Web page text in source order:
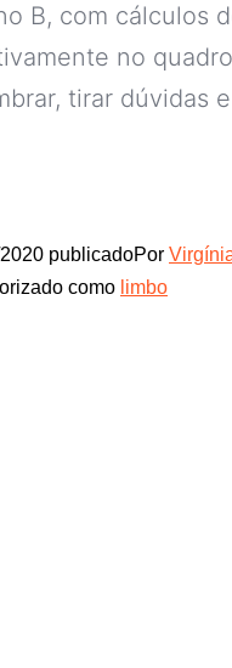
B, com cálculos
no
tirar dúvidas
publicadoPor
como limbo